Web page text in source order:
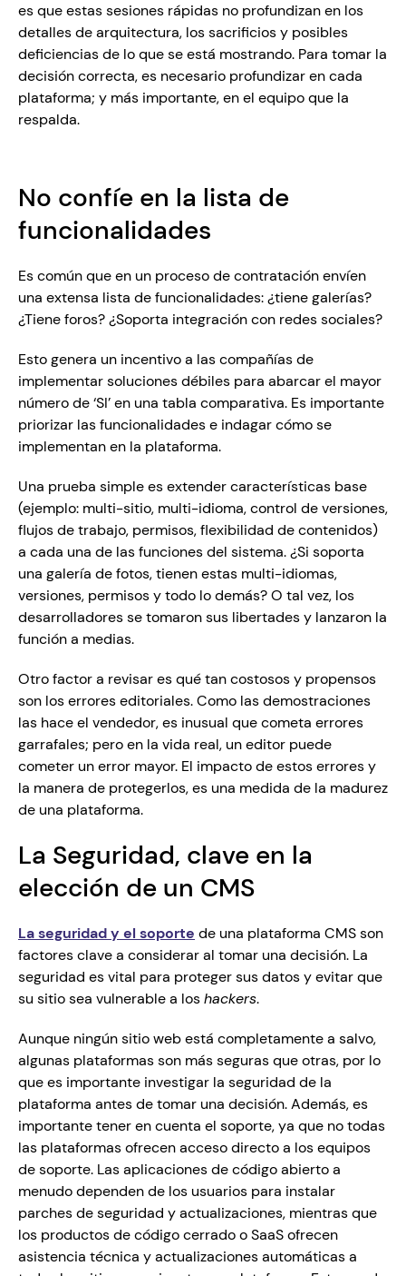
es que estas sesiones rápidas no profundizan en los
detalles de arquitectura, los sacrificios y posibles
deficiencias de lo que se está mostrando. Para tomar la
decisión correcta, es necesario profundizar en cada
plataforma; y más importante, en el equipo que la
respalda.
No confíe en la lista de
funcionalidades
Es común que en un proceso de contratación envíen
una extensa lista de funcionalidades: ¿tiene galerías?
¿Tiene foros? ¿Soporta integración con redes sociales?
Esto genera un incentivo a las compañías de
implementar soluciones débiles para abarcar el mayor
número de ‘SI’ en una tabla comparativa. Es importante
priorizar las funcionalidades e indagar cómo se
implementan en la plataforma.
Una prueba simple es extender características base
(ejemplo: multi-sitio, multi-idioma, control de versiones,
flujos de trabajo, permisos, flexibilidad de contenidos)
a cada una de las funciones del sistema. ¿Si soporta
una galería de fotos, tienen estas multi-idiomas,
versiones, permisos y todo lo demás? O tal vez, los
desarrolladores se tomaron sus libertades y lanzaron la
función a medias.
Otro factor a revisar es qué tan costosos y propensos
son los errores editoriales. Como las demostraciones
las hace el vendedor, es inusual que cometa errores
garrafales; pero en la vida real, un editor puede
cometer un error mayor. El impacto de estos errores y
la manera de protegerlos, es una medida de la madurez
de una plataforma.
La Seguridad, clave en la
elección de un CMS
La seguridad y el soporte de una plataforma CMS son
factores clave a considerar al tomar una decisión. La
seguridad es vital para proteger sus datos y evitar que
su sitio sea vulnerable a los hackers.
Aunque ningún sitio web está completamente a salvo,
algunas plataformas son más seguras que otras, por lo
que es importante investigar la seguridad de la
plataforma antes de tomar una decisión. Además, es
importante tener en cuenta el soporte, ya que no todas
las plataformas ofrecen acceso directo a los equipos
de soporte. Las aplicaciones de código abierto a
menudo dependen de los usuarios para instalar
parches de seguridad y actualizaciones, mientras que
los productos de código cerrado o SaaS ofrecen
asistencia técnica y actualizaciones automáticas a